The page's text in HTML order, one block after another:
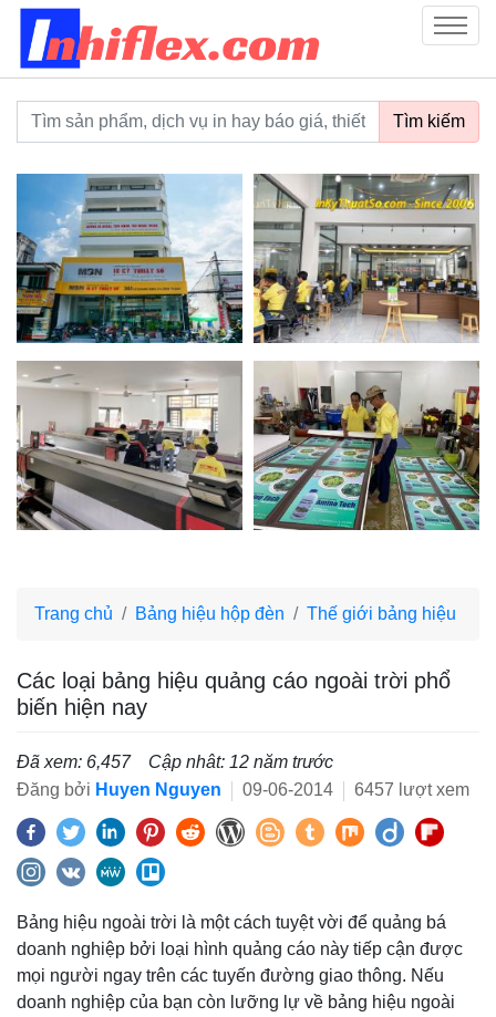
inhiflex.com
Menu
Từ khoá tìm kiếm Tìm kiếm
Trang chủ Bảng hiệu hộp đèn Thế giới bảng hiệu
Các loại bảng hiệu quảng cáo ngoài trời phổ
biến hiện nay
Đã xem: 6,457
Cập nhât: 12 năm trước
Đăng bởi Huyen Nguyen 09-06-2014 6457 lượt xem
Bảng hiệu ngoài trời là một cách tuyệt vời để quảng bá
doanh nghiệp bởi loại hình quảng cáo này tiếp cận được
mọi người ngay trên các tuyến đường giao thông. Nếu
doanh nghiệp của bạn còn lưỡng lự về bảng hiệu ngoài